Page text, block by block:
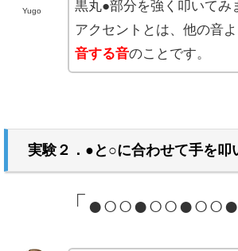
Yugo
黒丸●部分を強く叩いてみ
アクセントとは、他の音
音する音のことです。
実験２．●と○に合わせて手を叩
「